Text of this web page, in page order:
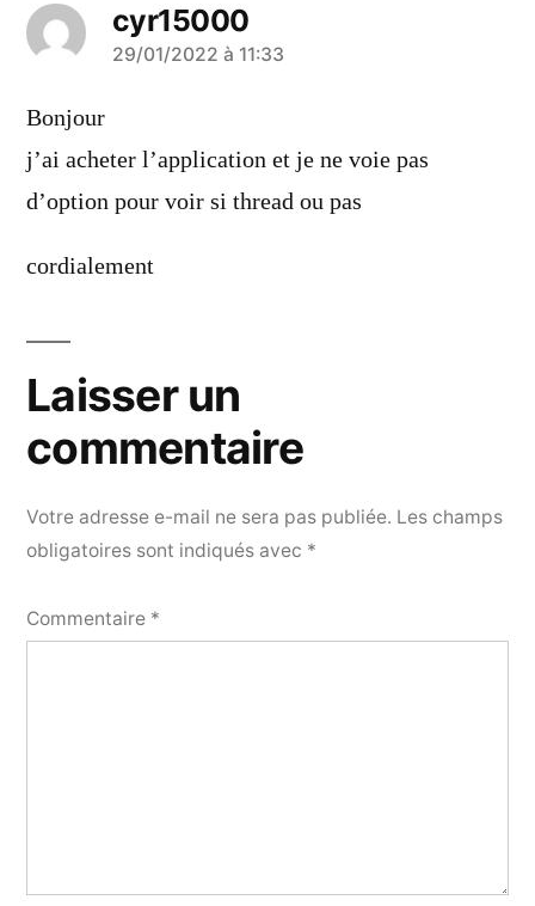
cyr15000
a
29/01/2022 à 11:33
Bonjour
j’ai acheter l’application et je ne voie pas
d’option pour voir si thread ou pas
cordialement
Laisser un
commentaire
Votre adresse e-mail ne sera pas publiée. Les champs
obligatoires sont indiqués avec *
Commentaire *